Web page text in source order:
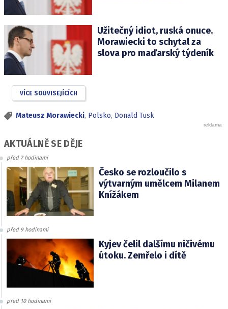
Užitečný idiot, ruská onuce.
Morawiecki to schytal za
slova pro maďarský týdeník
VÍCE SOUVISEJÍCÍCH
Mateusz Morawiecki, Polsko, Donald Tusk
AKTUÁLNĚ SE DĚJE
před 7 hodinami
Česko se rozloučilo s
výtvarným umělcem Milanem
Knížákem
před 9 hodinami
Kyjev čelil dalšímu ničivému
útoku. Zemřelo i dítě
před 10 hodinami